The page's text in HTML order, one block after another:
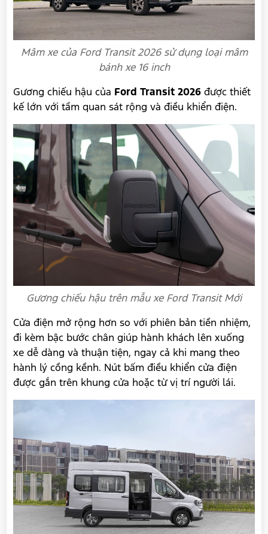
Mâm xe của Ford Transit 2026 sử dụng loại mâm
bánh xe 16 inch
Gương chiếu hậu của Ford Transit 2026 được thiết
kế lớn với tầm quan sát rộng và điều khiển điện.
Gương chiếu hậu trên mẫu xe Ford Transit Mới
Cửa điện mở rộng hơn so với phiên bản tiền nhiệm,
đi kèm bậc bước chân giúp hành khách lên xuống
xe dễ dàng và thuận tiện, ngay cả khi mang theo
hành lý cồng kềnh. Nút bấm điều khiển cửa điện
được gắn trên khung cửa hoặc từ vị trí người lái.